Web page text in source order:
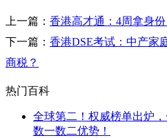
上一篇： 香港高才通：4周拿身份
下一篇： 香港DSE考试：中产家
商税？
热门百科
全球第二！权威榜单出炉
数一数二优势！